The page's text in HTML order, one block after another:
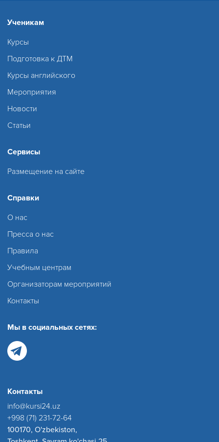
Ученикам
Курсы
Подготовка к ДТМ
Курсы английского
Мероприятия
Новости
Статьи
Сервисы
Размещение на сайте
Справки
О нас
Пресса о нас
Правила
Учебным центрам
Организаторам мероприятий
Контакты
Мы в социальных сетях:
Контакты
info@kursi24.uz
+998 (71) 231-72-64
100170, O'zbekiston,